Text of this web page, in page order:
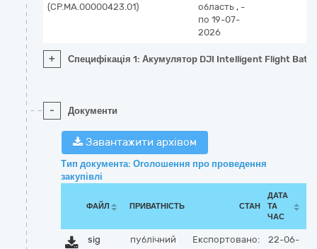
(CP.MA.00000423.01)
область , -
по 19-07-
2026
+ Специфікація 1: Акумулятор DJI Intelligent Flight
- Документи
Завантажити архівом
Тип документа: Оголошення про проведення
закупівлі
ФАЙЛ ПРИВАТНІСТЬ СТАН
ДАТА
ТА
ЧАС
sig
публічний Експортовано:
22-06-